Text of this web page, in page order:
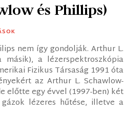
és Phillips)
nem így gondolják. Arthur L.
a lézerspektroszkópia
Fizikus Társaság 1991 óta
az Arthur L. Schawlow-
előtte egy évvel (1997-ben) két
lézeres hűtése, illetve a